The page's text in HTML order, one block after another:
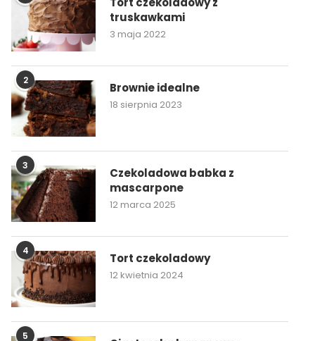
truskawkami
3 maja 2022
2 Brownie idealne
18 sierpnia 2023
3
Czekoladowa babka z
mascarpone
12 marca 2025
4 Tort czekoladowy
12 kwietnia 2024
5